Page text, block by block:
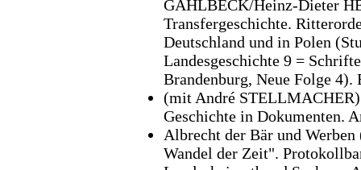
GAHLBECK/Heinz-Dieter
Transfergeschichte.
Deutschland und in Polen
Landesgeschichte 9 =
Brandenburg, Neue Folge
(mit André STELLMACHER)
Geschichte in Dokumenten.
Albrecht der Bär und
Wandel der Zeit".